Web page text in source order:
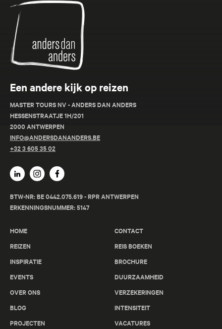
Anders
dan
Anders
Een andere kijk op reizen
MASTER TOURS NV - ANDERS DAN ANDERS
HESSENSTRAATJE 1H/201
2000 ANTWERPEN
INFO@ANDERSDANANDERS.BE
+32 3 605 35 02
BTW-NR: BE 0442.075.619 - RPR ANTWERPEN
ERKENNINGSNUMMER: 5147
HOME
REIZEN
INSPIRATIE
EVENTS
OVER ONS
BLOG
PROJECTEN
CONTACT
REIS BOEKEN
BROCHURE
DUURZAAMHEID
VERZEKERINGEN
INTENSITEIT
VACATURES